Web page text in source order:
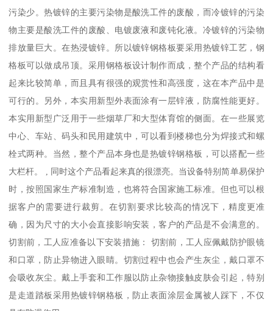
污染少。热镀锌的主要污染物是酸洗工件的废酸，而冷镀锌的污染
物主要是酸洗工件的废酸、电镀废液和废钝化液。冷镀锌的污染物
排放量巨大。在热浸镀锌。所以镀锌钢格板要采用热镀锌工艺，钢
格板可以做成吊顶。采用钢格板设计制作而成，整个产品的结构看
起来比较简单，而且具有很强的观赏性和高强度，这在本产品中是
可行的。另外，本实用新型外表面涂有一层锌液，防腐性能更好。
本实用新型广泛用于一些烟草厂和大型体育馆的侧面。在一些展览
中心、车站、码头和民用建筑中，可以看到楼梯也分为焊接式和螺
栓式两种。当然，整个产品本身也是热镀锌钢格板，可以搭配一些
大栏杆。 , 同时这个产品看起来真的很漂亮。当设备特别简单易保护
时，按照国家生产标准制造，也将符合国家施工标准。但也可以根
据客户的需要进行裁剪。在切割要求比较高的情况下，精度更准
确，因为尺寸的大小会直接影响安装，客户的产品是不会满意的。
切割前，工人应准备以下安装措施： 切割前，工人应佩戴防护眼镜
和口罩，防止异物进入眼睛。切割过程中也会产生灰尘，戴口罩不
会吸收灰尘。戴上手套和工作服以防止杂物接触皮肤会引起，特别
是走道踏板采用热镀锌钢格板，防止表面涂层金属被人踩下，不仅